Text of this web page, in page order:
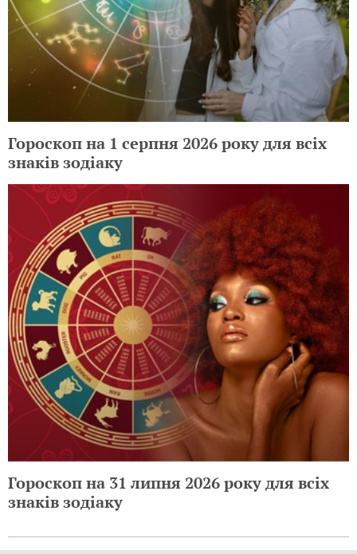
Гороскоп на 1 серпня 2026 року для всіх
знаків зодіаку
Гороскоп на 31 липня 2026 року для всіх
знаків зодіаку